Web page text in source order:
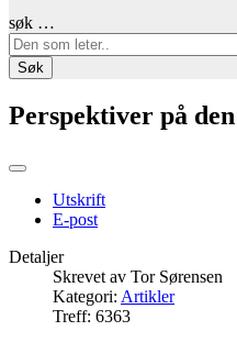
søk …
Søk
Perspektiver på
Utskrift
E-post
Detaljer
Skrevet av Tor Sørensen
Kategori: Artikler
Treff: 6363